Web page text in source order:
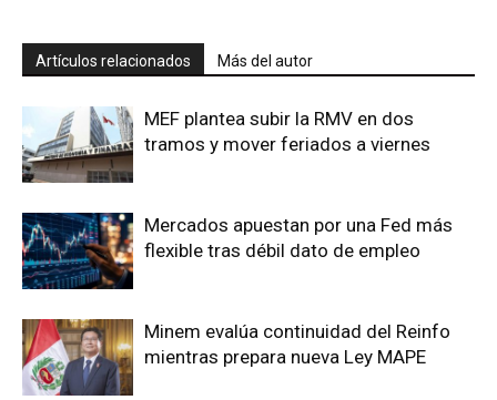
Artículos relacionados Más del autor
MEF plantea subir la RMV en dos
tramos y mover feriados a viernes
Mercados apuestan por una Fed más
flexible tras débil dato de empleo
Minem evalúa continuidad del Reinfo
mientras prepara nueva Ley MAPE